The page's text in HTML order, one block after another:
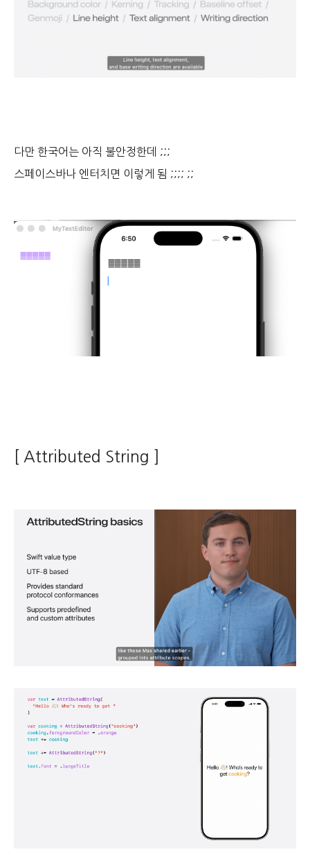
다만 한국어는 아직 불안정한데 ;;;
스페이스바나 엔터치면 이렇게 됨 ;;;; ;;
[ Attributed String ]